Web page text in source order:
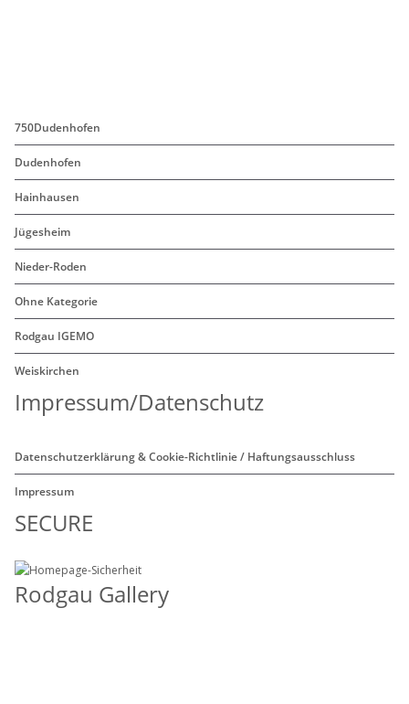
750Dudenhofen
Dudenhofen
Hainhausen
Jügesheim
Nieder-Roden
Ohne Kategorie
Rodgau IGEMO
Weiskirchen
Impressum/Datenschutz
Datenschutzerklärung & Cookie-Richtlinie / Haftungsausschluss
Impressum
SECURE
Rodgau Gallery